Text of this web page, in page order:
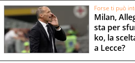
Forse ti può
Milan,
sta per
ko, la
a Lecce?